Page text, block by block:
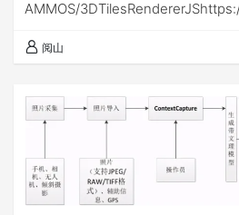
AMMOS/
https://blog.csdn.net/
阅山